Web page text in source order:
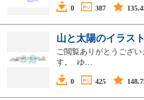
0 387
山と太陽のイラス
ご閲覧ありがとうござ
す。 ゆ…
0 425